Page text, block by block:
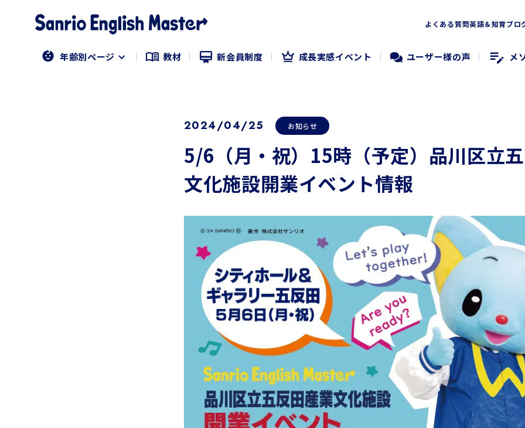
よくある質問英語＆知育ブロ
年齢別ページ 教材 新会員制度 成長実感イベント ユーザー様の声 メ
2024/04/25 お知らせ
5/6（月・祝）15時（予定）品川区立
文化施設開業イベント情報